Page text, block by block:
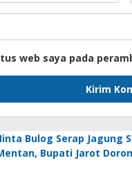
web saya pada
Bulog Serap Jagung
Bupati Jarot